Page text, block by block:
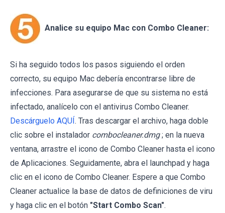
Analice su equipo Mac con Combo Cleaner:
Si ha seguido todos los pasos siguiendo el orden
correcto, su equipo Mac debería encontrarse libre de
infecciones. Para asegurarse de que su sistema no está
infectado, analícelo con el antivirus Combo Cleaner.
Descárguelo AQUÍ. Tras descargar el archivo, haga doble
clic sobre el instalador combocleaner.dmg ; en la nueva
ventana, arrastre el icono de Combo Cleaner hasta el icono
de Aplicaciones. Seguidamente, abra el launchpad y haga
clic en el icono de Combo Cleaner. Espere a que Combo
Cleaner actualice la base de datos de definiciones de viru
y haga clic en el botón "Start Combo Scan".